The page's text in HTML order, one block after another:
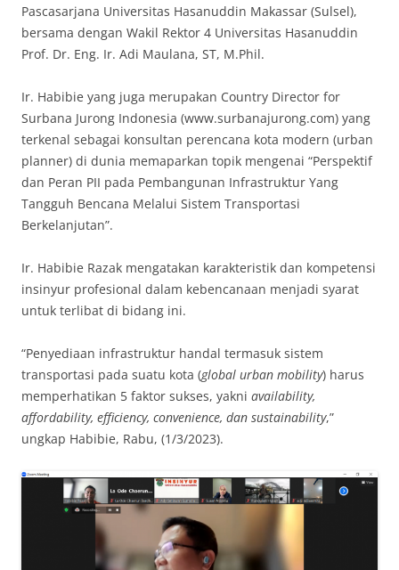
Pascasarjana Universitas Hasanuddin Makassar (Sulsel),
bersama dengan Wakil Rektor 4 Universitas Hasanuddin
Prof. Dr. Eng. Ir. Adi Maulana, ST, M.Phil.
Ir. Habibie yang juga merupakan Country Director for
Surbana Jurong Indonesia (www.surbanajurong.com) yang
terkenal sebagai konsultan perencana kota modern (urban
planner) di dunia memaparkan topik mengenai “Perspektif
dan Peran PII pada Pembangunan Infrastruktur Yang
Tangguh Bencana Melalui Sistem Transportasi
Berkelanjutan”.
Ir. Habibie Razak mengatakan karakteristik dan kompetensi
insinyur profesional dalam kebencanaan menjadi syarat
untuk terlibat di bidang ini.
“Penyediaan infrastruktur handal termasuk sistem
transportasi pada suatu kota (global urban mobility) harus
memperhatikan 5 faktor sukses, yakni availability,
affordability, efficiency, convenience, dan sustainability,”
ungkap Habibie, Rabu, (1/3/2023).